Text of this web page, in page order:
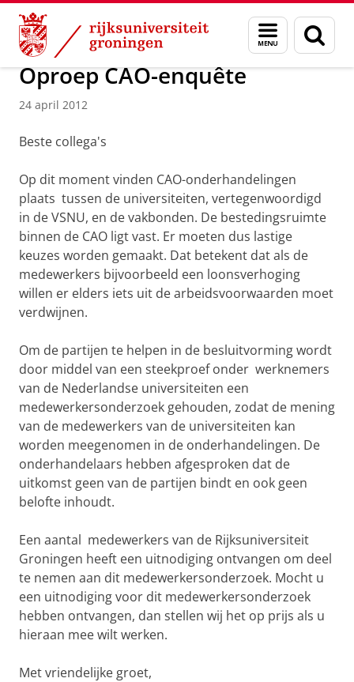
Skip
Content
Skip
Navigation
Menu
en
zoeken
Over ons Actueel Nieuws Nieuwsberichten
Oproep CAO-enquête
24 april 2012
Beste collega's
Op dit moment vinden CAO-onderhandelingen
plaats tussen de universiteiten, vertegenwoordigd
in de VSNU, en de vakbonden. De bestedingsruimte
binnen de CAO ligt vast. Er moeten dus lastige
keuzes worden gemaakt. Dat betekent dat als de
medewerkers bijvoorbeeld een loonsverhoging
willen er elders iets uit de arbeidsvoorwaarden moet
verdwijnen.
Om de partijen te helpen in de besluitvorming wordt
door middel van een steekproef onder werknemers
van de Nederlandse universiteiten een
medewerkersonderzoek gehouden, zodat de mening
van de medewerkers van de universiteiten kan
worden meegenomen in de onderhandelingen. De
onderhandelaars hebben afgesproken dat de
uitkomst geen van de partijen bindt en ook geen
belofte inhoudt.
Een aantal medewerkers van de Rijksuniversiteit
Groningen heeft een uitnodiging ontvangen om deel
te nemen aan dit medewerkersonderzoek. Mocht u
een uitnodiging voor dit medewerkersonderzoek
hebben ontvangen, dan stellen wij het op prijs als u
hieraan mee wilt werken.
Met vriendelijke groet,